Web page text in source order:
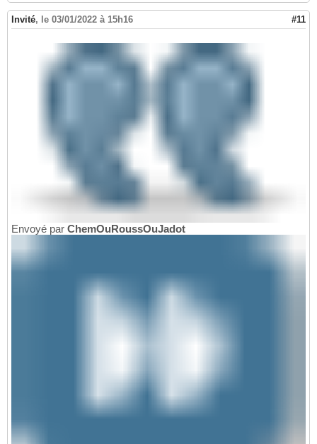
Invité, le 03/01/2022 à 15h16 #11
Envoyé par ChemOuRoussOuJadot